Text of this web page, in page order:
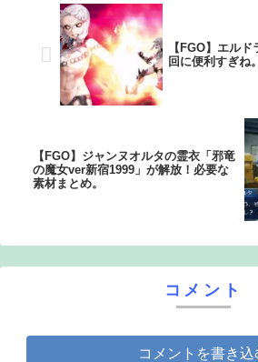
ｗ：26/08/06のニュース
【FGO】エル
回に便利すぎね
【FGO】ジャンヌオルタの霊衣「邪竜
の魔女ver新宿1999」が解放！必要な
素材まとめ。
コメント
コメントを書き込